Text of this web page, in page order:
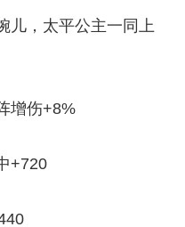
儿，太平公主一同上
增伤+8%
+720